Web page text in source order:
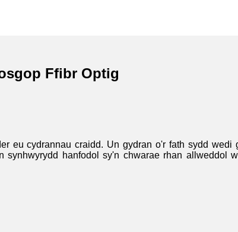
Ffibr Optig
eu cydrannau craidd. Un gydran o'r fath sydd wedi
hanfodol sy'n chwarae rhan allweddol